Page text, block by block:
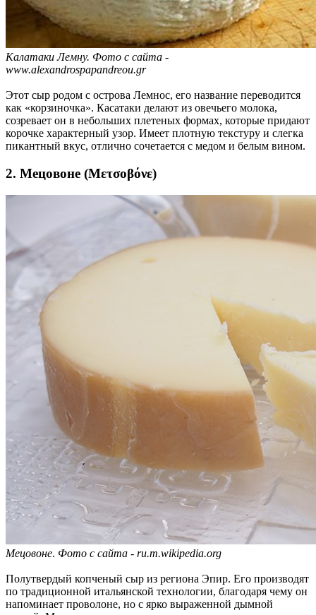
Калатаки Лемну. Фото с сайта -
www.alexandrospapandreou.gr
Этот сыр родом с острова Лемнос, его название переводится
как «корзиночка». Касатаки делают из овечьего молока,
созревает он в небольших плетеных формах, которые придают
корочке характерный узор. Имеет плотную текстуру и слегка
пикантный вкус, отлично сочетается с медом и белым вином.
2. Мецовоне (Μετσοβόνε)
Мецовоне. Фото с сайта - ru.m.wikipedia.org
Полутвердый копченый сыр из региона Эпир. Его производят
по традиционной итальянской технологии, благодаря чему он
напоминает проволоне, но с ярко выраженной дымной